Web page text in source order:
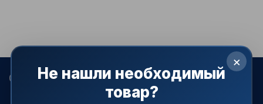
068 022-80-81 099 387-28-27
063 077-69-11
093 971-98-73
×
Не нашли необходимый
товар?